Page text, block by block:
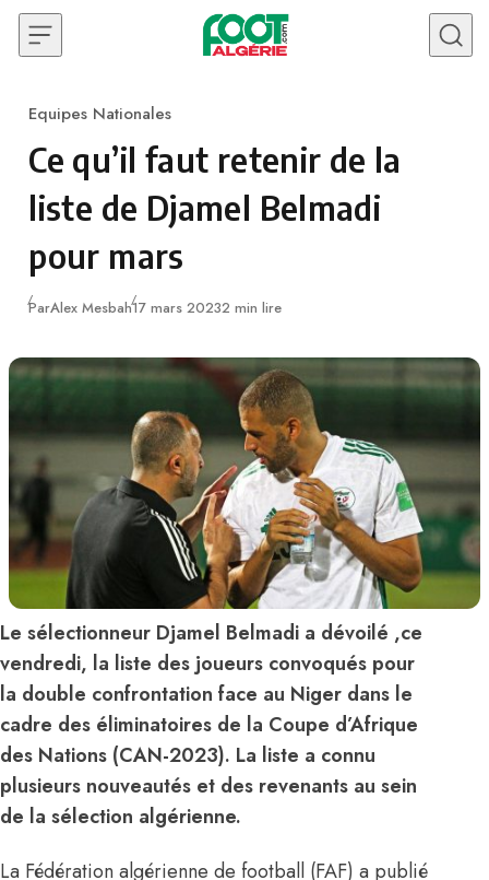
Skip to content
Category
Equipes Nationales
Ce qu’il faut retenir de la
liste de Djamel Belmadi
pour mars
ParAlex MesbahPublié
17 mars 20232 min lire
Le sélectionneur Djamel Belmadi a dévoilé ,ce
vendredi, la liste des joueurs convoqués pour
la double confrontation face au Niger dans le
cadre des éliminatoires de la Coupe d’Afrique
des Nations (CAN-2023). La liste a connu
plusieurs nouveautés et des revenants au sein
de la sélection algérienne.
La Fédération algérienne de football (FAF) a publié